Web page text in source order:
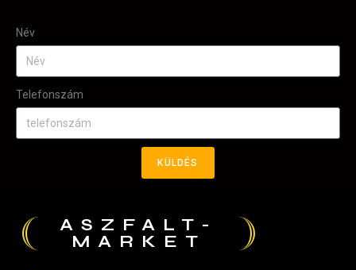
Név
Telefonszám
KÜLDÉS
ASZFALT-
MARKET